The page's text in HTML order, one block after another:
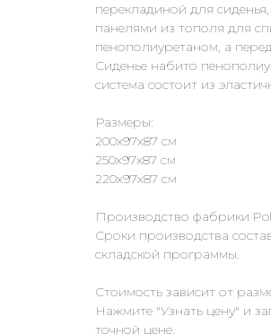
перекладиной для
панелями из тополя для
пенополиуретаном, а
Сиденье набито
система состоит из
Размеры:
200х97х87 см
250х97х87 см
220х97х87 см
Производство фабрики
Сроки производства
складской программы.
Стоимость зависит от
Нажмите "Узнать цену" и
точной цене.